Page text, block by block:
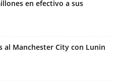
en efectivo a sus
al Manchester City con Lunin